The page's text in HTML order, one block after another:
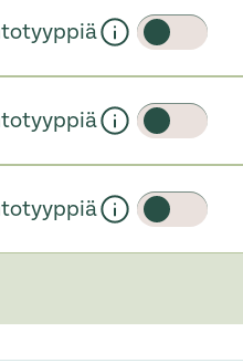
Liukupainike
Liukupainike
Liukupainike